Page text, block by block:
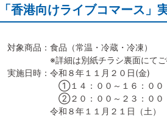
「香港向けライブコマース」
対象商品：食品（常温・冷蔵・冷凍）
※詳細は別紙チラシ裏面にてご確
実施日時：令和８年１１月２０日(金)
①１４：００～１６：００（産
②２０：００～２３：００（常
令和８年１１月２１日（土）